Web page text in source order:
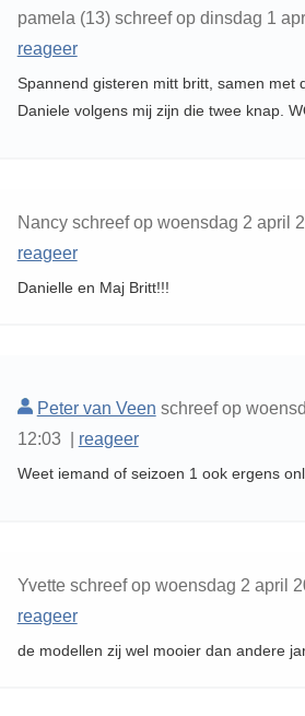
pamela (13) schreef op dinsdag 1
reageer
Spannend gisteren mitt britt, samen met
Daniele volgens mij zijn die twee knap.
Nancy schreef op woensdag 2 april
reageer
Danielle en Maj Britt!!!
Peter van Veen schreef op
12:03 | reageer
Weet iemand of seizoen 1 ook ergens
Yvette schreef op woensdag 2 april
reageer
de modellen zij wel mooier dan andere